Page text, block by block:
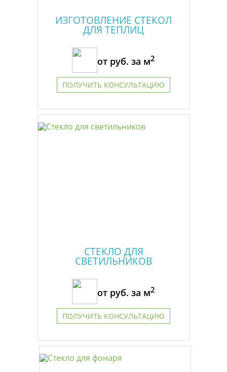
ИЗГОТОВЛЕНИЕ СТЕКОЛ
ДЛЯ ТЕПЛИЦ
от руб. за м2
ПОЛУЧИТЬ КОНСУЛЬТАЦИЮ
СТЕКЛО ДЛЯ
СВЕТИЛЬНИКОВ
от руб. за м2
ПОЛУЧИТЬ КОНСУЛЬТАЦИЮ